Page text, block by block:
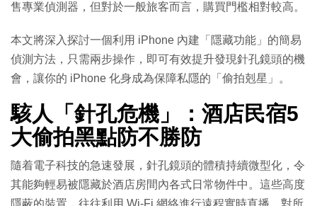
售專業偵測器，但對於一般旅客而言，購買門檻相對較高。
本文將深入探討一個利用 iPhone 內建「隱藏功能」的簡易
偵測方法，只需兩步操作，即可有效提升發現針孔鏡頭的機
會，讓你的 iPhone 化身成為保障私隱的「偷拍剋星」。
駭人「針孔危機」：酒店民宿5
大偷拍黑點防不勝防
隨着電子科技的急速發展，針孔鏡頭的體積持續微型化，令
其能夠輕易被隱藏於酒店房間內各式日常物件中。這些高度